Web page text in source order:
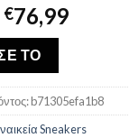
Original
price
was:
€89,99.
€76,99Η
€76,99.
ΤΟ
b71305efa1b8
Sneakers